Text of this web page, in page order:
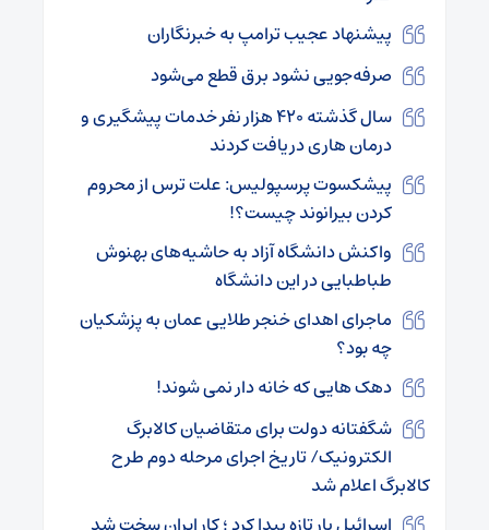
پیشنهاد عجیب ترامپ به خبرنگاران
صرفه‌جویی نشود برق قطع می‌شود
سال گذشته ۴۲۰ هزار نفر خدمات پیشگیری و
درمان هاری دریافت کردند
پیشکسوت پرسپولیس: علت ترس از محروم
کردن بیرانوند چیست؟!
واکنش دانشگاه آزاد به حاشیه‌های بهنوش
طباطبایی در این دانشگاه
ماجرای اهدای خنجر طلایی عمان به پزشکیان
چه بود؟
دهک هایی که خانه دار نمی شوند!
شگفتانه دولت برای متقاضیان کالابرگ
الکترونیک/ تاریخ اجرای مرحله دوم طرح
کالابرگ اعلام شد